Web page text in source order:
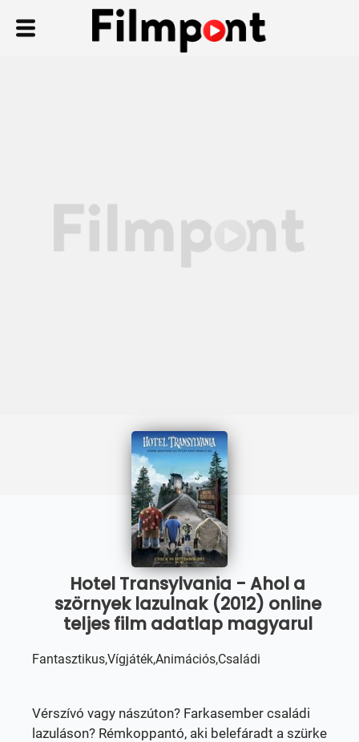
Hotel Transylvania - Ahol a
szörnyek lazulnak (2012) online
teljes film adatlap magyarul
Fantasztikus,Vígjáték,Animációs,Családi
Vérszívó vagy nászúton? Farkasember családi
lazuláson? Rémkoppantó, aki belefáradt a szürke